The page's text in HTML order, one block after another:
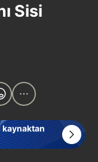
Sisi
kaynaktan